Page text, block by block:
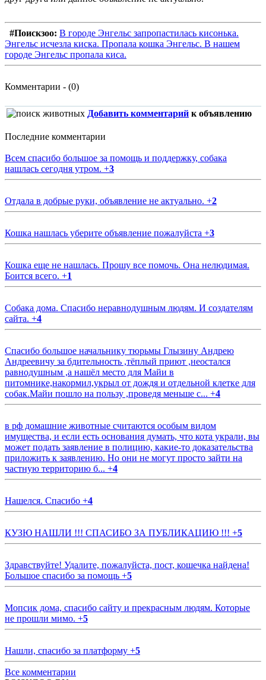
#Поискзоо: В городе Энгельс запропастилась кисонька.
Энгельс исчезла киска. Пропала кошка Энгельс. В нашем
городе Энгельс пропала киса.
Комментарии - (0)
Добавить комментарий к объявлению
Последние комментарии
Всем спасибо большое за помощь и поддержку, собака
нашлась сегодня утром. +3
Отдала в добрые руки, объявление не актуально. +2
Кошка нашлась уберите объявление пожалуйста +3
Кошка еще не нашлась. Прошу все помочь. Она нелюдимая.
Боится всего. +1
Собака дома. Спасибо неравнодушным людям. И создателям
сайта. +4
Спасибо большое начальнику тюрьмы Глызину Андрею
Андреевичу за бдительность ,тёплый приют ,неостался
равнодушным ,а нашёл место для Майи в
питомнике,накормил,укрыл от дождя и отдельной клетке для
собак.Майи пошло на пользу ,проведя меньше с... +4
в рф домашние животные считаются особым видом
имущества, и если есть основания думать, что кота украли, вы
может подать заявление в полицию, какие-то доказательства
приложить к заявлению. Но они не могут просто зайти на
частную территорию б... +4
Нашелся. Спасибо +4
КУЗЮ НАШЛИ !!! СПАСИБО ЗА ПУБЛИКАЦИЮ !!! +5
Здравствуйте! Удалите, пожалуйста, пост, кошечка найдена!
Большое спасибо за помощь +5
Мопсик дома, спасибо сайту и прекрасным людям. Которые
не прошли мимо. +5
Нашли, спасибо за платформу +5
Все комментарии